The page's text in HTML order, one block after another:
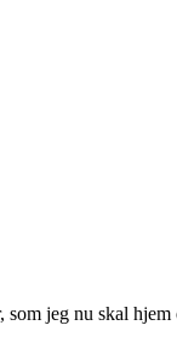
jeg nu skal hjem